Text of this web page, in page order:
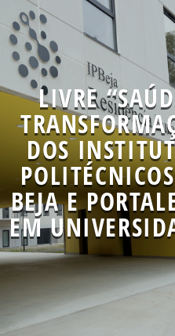
LIVRE
DOS
BEJA E
EM